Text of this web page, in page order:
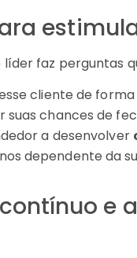
faz perguntas
cliente de
suas chances de
a desenvolver
dependente da
e